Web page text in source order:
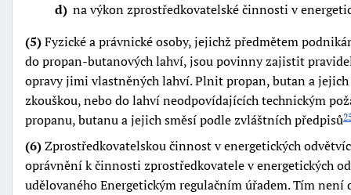
d na výkon zprostředkovatelské činnosti v
(5)Fyzické a právnické osoby, jejichž předmětem
do propan-butanových lahví, jsou povinny zajistit
opravy jimi vlastněných lahví. Plnit propan, butan a
zkouškou, nebo do lahví neodpovídajících technickým
propanu, butanu a jejich směsí podle zvláštních předpisů
(6)Zprostředkovatelskou činnost v energetických
oprávnění k činnosti zprostředkovatele v energetických
udělovaného Energetickým regulačním úřadem. Tím